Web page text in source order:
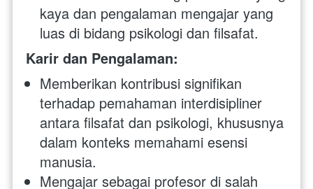
kaya dan pengalaman mengajar yang
luas di bidang psikologi dan filsafat.
Karir dan Pengalaman:
Memberikan kontribusi signifikan
terhadap pemahaman interdisipliner
antara filsafat dan psikologi, khususnya
dalam konteks memahami esensi
manusia.
Mengajar sebagai profesor di salah